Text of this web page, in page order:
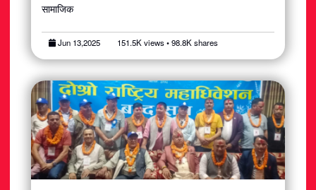
सामाजिक
Jun 13,2025 151.5K views • 98.8K shares